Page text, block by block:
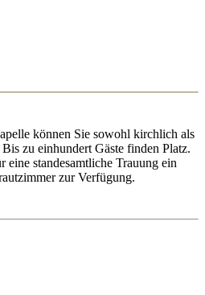
können Sie sowohl kirchlich als
zu einhundert Gäste finden Platz.
eine standesamtliche Trauung ein
zur Verfügung.